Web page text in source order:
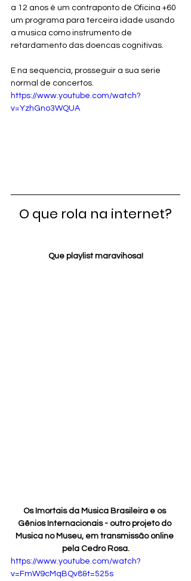
a 12 anos é um contraponto de Oficina +60
um programa para terceira idade usando
a musica como instrumento de
retardamento das doencas cognitivas.
E na sequencia, prosseguir a sua serie
normal de concertos.
https://www.youtube.com/watch?
v=YzhGno3WQUA
O que rola na internet?
Que playlist maravihosa!
Os Imortais da Musica Brasileira e os
Gênios Internacionais - outro projeto do
Musica no Museu, em transmissão online
pela Cedro Rosa.
https://www.youtube.com/watch?
v=FmW9cMqBQv8&t=525s